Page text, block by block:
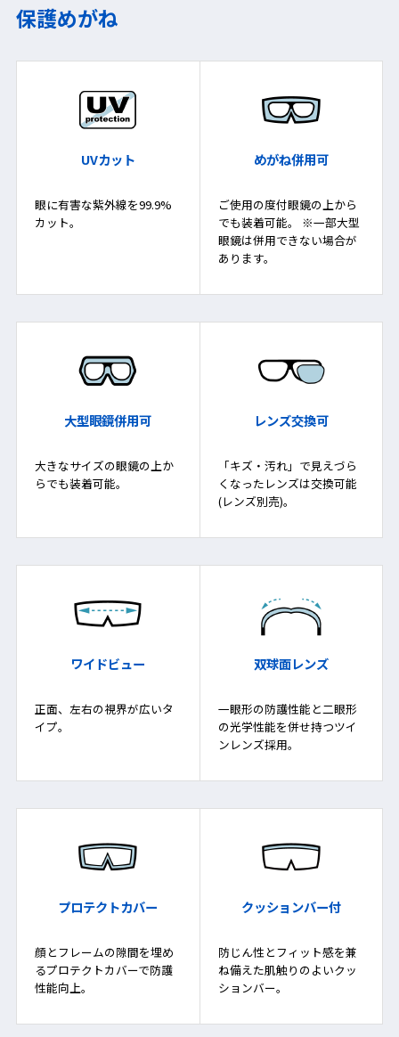
保護めがね
UVカット
眼に有害な紫外線を99.9%
カット。
めがね併用可
ご使用の度付眼鏡の上から
でも装着可能。 ※一部大型
眼鏡は併用できない場合が
あります。
大型眼鏡併用可
大きなサイズの眼鏡の上か
らでも装着可能。
レンズ交換可
「キズ・汚れ」で見えづら
くなったレンズは交換可能
(レンズ別売)。
ワイドビュー
正面、左右の視界が広いタ
イプ。
双球面レンズ
一眼形の防護性能と二眼形
の光学性能を併せ持つツイ
ンレンズ採用。
プロテクトカバー
顔とフレームの隙間を埋め
るプロテクトカバーで防護
性能向上。
クッションバー付
防じん性とフィット感を兼
ね備えた肌触りのよいクッ
ションバー。